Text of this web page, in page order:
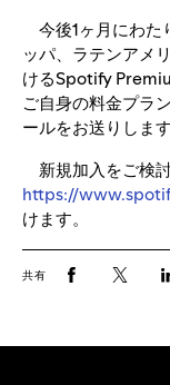
今後1ヶ月にわた
ッパ、ラテンアメ
けるSpotify
ご自身の料金プラ
ールをお送りします
新規加入をご検
https://
けます。
共有